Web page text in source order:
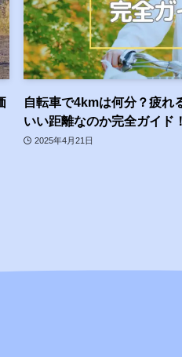
自転車で4kmは何分？疲れ
いい距離なのか完全ガイド！
2025年4月21日